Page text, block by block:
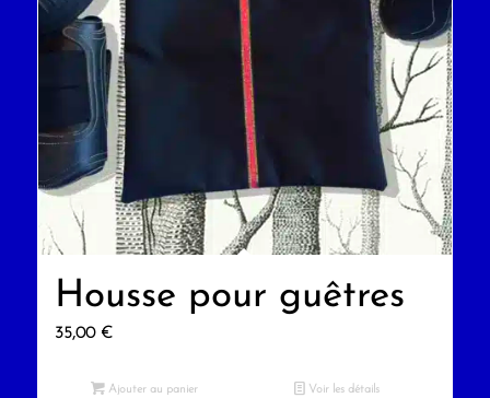
Housse pour guêtres
35,00 €
Ajouter au panier Voir les détails